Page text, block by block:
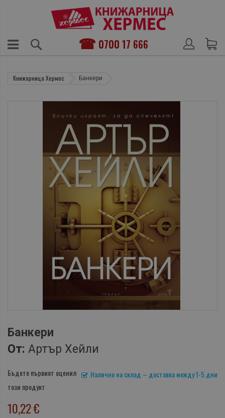
0700 17 666
Книжарница Хермес Банкери
Банкери
От: Артър Хейли
Налично на склад – доставка между 1-5 дни
Бъдете първият оценил
този продукт
10,22 €